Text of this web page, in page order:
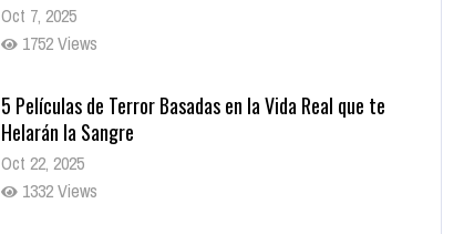
Oct 7, 2025
1752 Views
5 Películas de Terror Basadas en la Vida Real que te
Helarán la Sangre
Oct 22, 2025
1332 Views